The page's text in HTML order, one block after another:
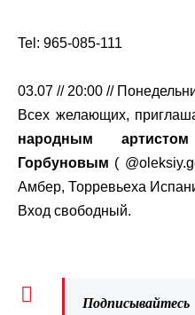
Tel: 965-085-111
03.07 // 20:00 //
Всех желающих,
народным
Горбуновым (
Амбер, Торревьеха
Вход свободный.